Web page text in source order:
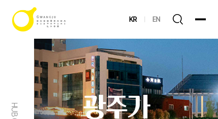
KR EN
광주가